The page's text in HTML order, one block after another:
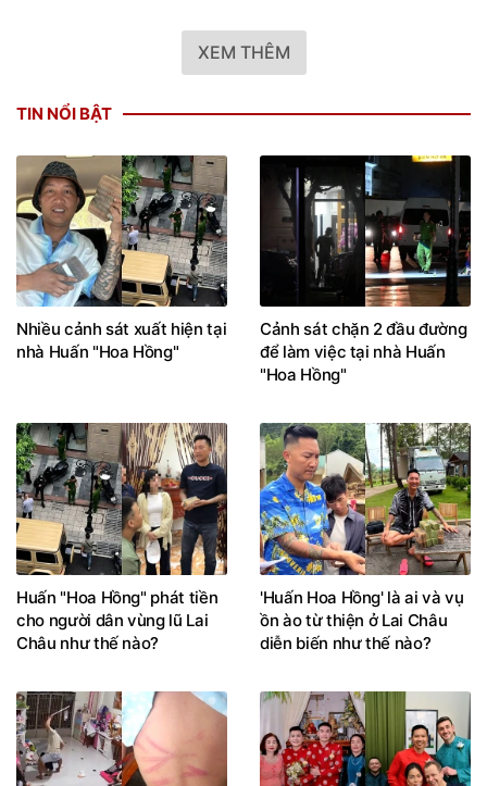
XEM THÊM
TIN NỔI BẬT
Nhiều cảnh sát xuất hiện tại
nhà Huấn "Hoa Hồng"
Cảnh sát chặn 2 đầu đường
để làm việc tại nhà Huấn
"Hoa Hồng"
Huấn "Hoa Hồng" phát tiền
cho người dân vùng lũ Lai
Châu như thế nào?
'Huấn Hoa Hồng' là ai và vụ
ồn ào từ thiện ở Lai Châu
diễn biến như thế nào?